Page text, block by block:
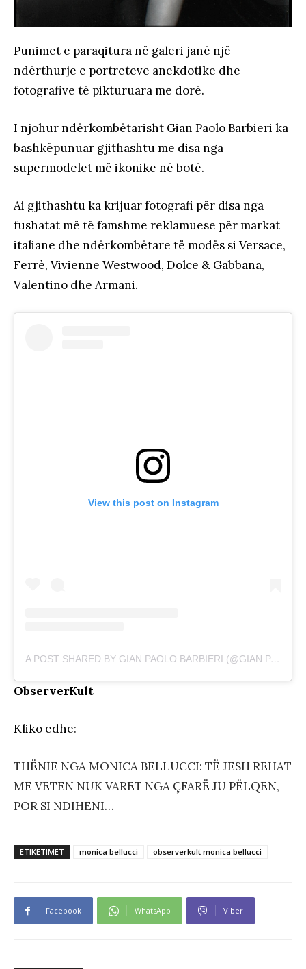
Punimet e paraqitura në galeri janë një
ndërthurje e portreteve anekdotike dhe
fotografive të pikturuara me dorë.
I njohur ndërkombëtarisht Gian Paolo Barbieri ka
bashkëpunuar gjithashtu me disa nga
supermodelet më ikonike në botë.
Ai gjithashtu ka krijuar fotografi për disa nga
fushatat më të famshme reklamuese për markat
italiane dhe ndërkombëtare të modës si Versace,
Ferrè, Vivienne Westwood, Dolce & Gabbana,
Valentino dhe Armani.
View this post on Instagram
A POST SHARED BY GIAN PAOLO BARBIERI (@GIAN.PAOLO.BARBIERI)
ObserverKult
Kliko edhe:
THËNIE NGA MONICA BELLUCCI: TË JESH REHAT
ME VETEN NUK VARET NGA ÇFARË JU PËLQEN,
POR SI NDIHENI…
ETIKETIMET monica bellucci observerkult monica bellucci
Facebook WhatsApp Viber